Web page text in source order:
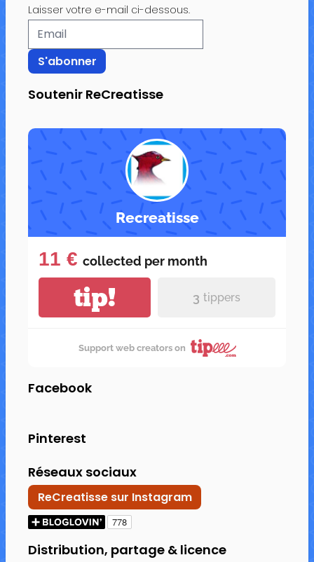
Laisser votre e-mail ci-dessous.
Soutenir ReCreatisse
Recreatisse
11 € collected per month
tip! 3 tippers
Support web creators on
Facebook
Pinterest
Réseaux sociaux
ReCreatisse sur Instagram
Distribution, partage & licence